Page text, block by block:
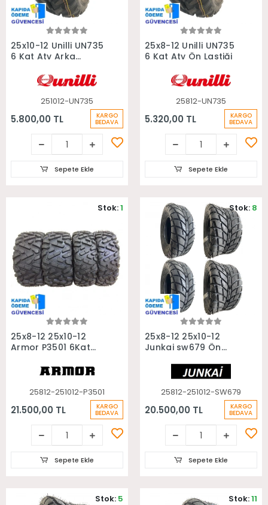
Sepete Ekle
25x10-12 Unilli UN735
6 Kat Atv Arka
251012-UN735
5.800,00 TL KARGO
BEDAVA
Sepete Ekle
Sepete Ekle
25x8-12 Unilli UN735
6 Kat Atv Ön Lastiği
25812-UN735
5.320,00 TL KARGO
BEDAVA
Sepete Ekle
Sepete Ekle
25x8-12 25x10-12
Armor P3501 6Kat
Utv Lastiği
25812-251012-P3501
21.500,00 TL KARGO
BEDAVA
Stok:1
Sepete Ekle
Sepete Ekle
25x8-12 25x10-12
Junkai sw679 Ön
Yol Atv Utv Lastiği
25812-251012-SW679
20.500,00 TL KARGO
BEDAVA
Stok: 8
Sepete Ekle
Stok: 5 Stok:11